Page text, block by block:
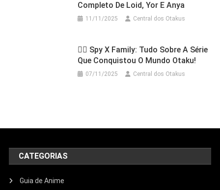
Completo De Loid, Yor E Anya
11/11/2025 Central dos Otakus
🕵️‍♂️ Spy X Family: Tudo Sobre A Série
Que Conquistou O Mundo Otaku!
07/11/2025 Central dos Otakus
CATEGORIAS
Guia de Anime